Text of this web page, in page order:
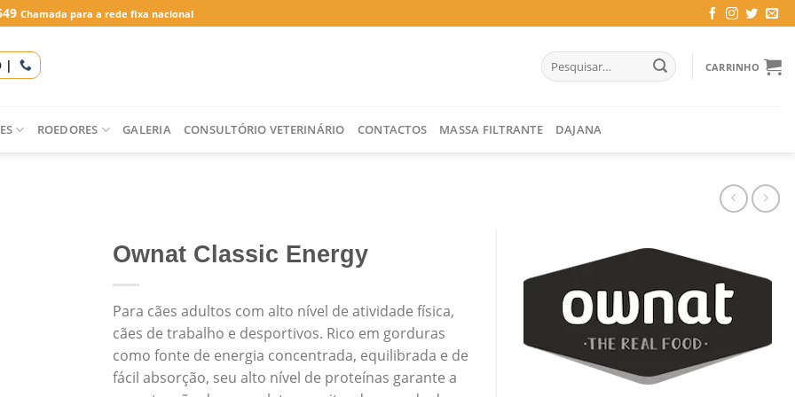
Chamada para a rede fixa nacional
|
Pesquisar
por:
CARRINHO
ROEDORES GALERIA CONSULTÓRIO VETERINÁRIO CONTACTOS MASSA FILTRANTE DAJANA
Ownat Classic Energy
Para cães adultos com alto nível de atividade física,
cães de trabalho e desportivos. Rico em gorduras
como fonte de energia concentrada, equilibrada e de
fácil absorção, seu alto nível de proteínas garante a